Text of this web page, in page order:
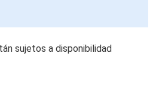
sujetos a disponibilidad